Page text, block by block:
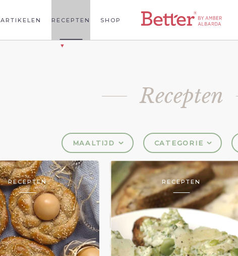
ARTIKELEN RECEPTEN SHOP
Recepten
MAALTIJD CATEGORIE
RECEPTEN RECEPTEN